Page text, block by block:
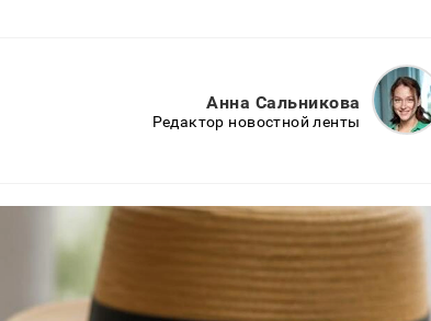
Анна Сальникова
Редактор новостной ленты